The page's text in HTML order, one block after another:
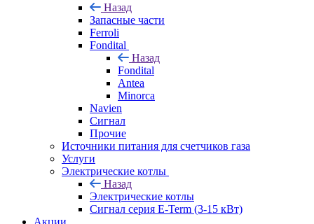
Назад
Запасные части
Ferroli
Fondital
Назад
Fondital
Antea
Minorca
Navien
Сигнал
Прочие
Источники питания для счетчиков газа
Услуги
Электрические котлы
Назад
Электрические котлы
Сигнал серия E-Term (3-15 кВт)
Акции